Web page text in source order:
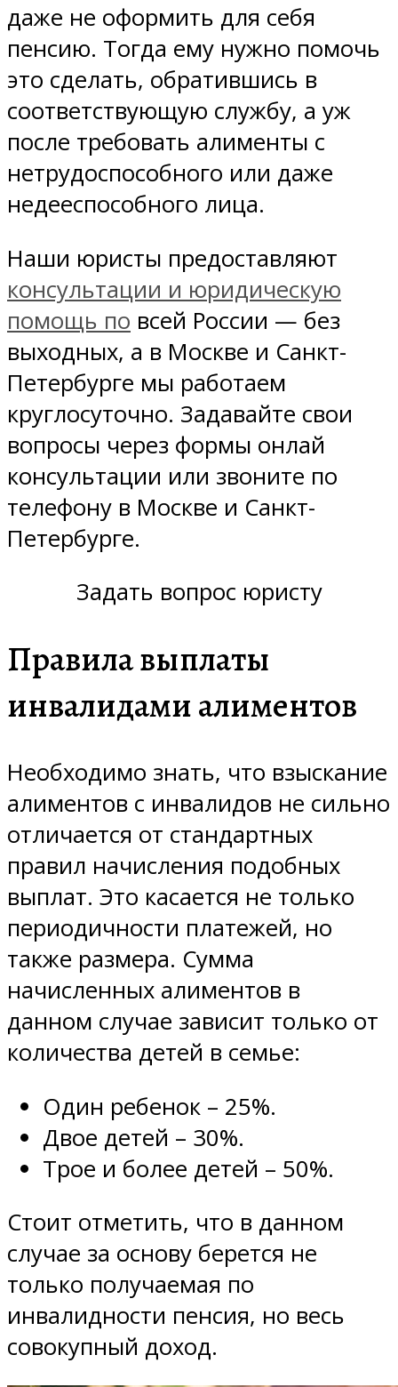
даже не оформить для себя
пенсию. Тогда ему нужно помочь
это сделать, обратившись в
соответствующую службу, а уж
после требовать алименты с
нетрудоспособного или даже
недееспособного лица.
Наши юристы предоставляют
консультации и юридическую
помощь по всей России — без
выходных, а в Москве и Санкт-
Петербурге мы работаем
круглосуточно. Задавайте свои
вопросы через формы онлай
консультации или звоните по
телефону в Москве и Санкт-
Петербурге.
Задать вопрос юристу
Правила выплаты
инвалидами алиментов
Необходимо знать, что взыскание
алиментов с инвалидов не сильно
отличается от стандартных
правил начисления подобных
выплат. Это касается не только
периодичности платежей, но
также размера. Сумма
начисленных алиментов в
данном случае зависит только от
количества детей в семье:
Один ребенок – 25%.
Двое детей – 30%.
Трое и более детей – 50%.
Стоит отметить, что в данном
случае за основу берется не
только получаемая по
инвалидности пенсия, но весь
совокупный доход.